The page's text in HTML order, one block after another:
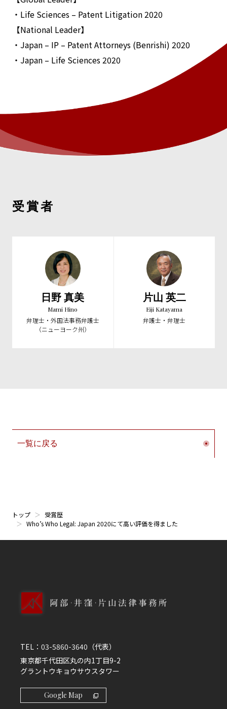
・Life Sciences – Patent Litigation 2020
【National Leader】
・Japan – IP – Patent Attorneys (Benrishi) 2020
・Japan – Life Sciences 2020
受賞者
日野 真美
Mami Hino
弁理士・外国法事務弁護士
（ニューヨーク州）
片山 英二
Eiji Katayama
弁護士・弁理士
一覧に戻る
トップ
受賞歴
Who’s Who Legal: Japan 2020にて高い評価を得ました
TEL： 03-5860-3640 （代表）
東京都千代田区丸の内1丁目9-2
グラントウキョウサウスタワー
Google Map